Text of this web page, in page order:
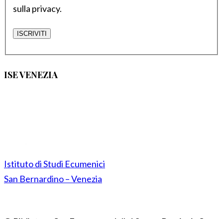
sulla privacy.
ISE VENEZIA
Istituto di Studi Ecumenici
San Bernardino – Venezia